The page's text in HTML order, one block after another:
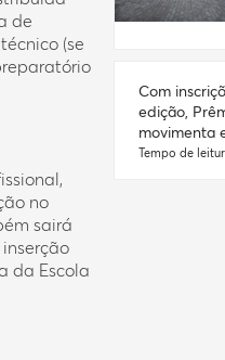
de
(se
no
sairá
da Escola
Com
edição,
movimenta
Tempo de